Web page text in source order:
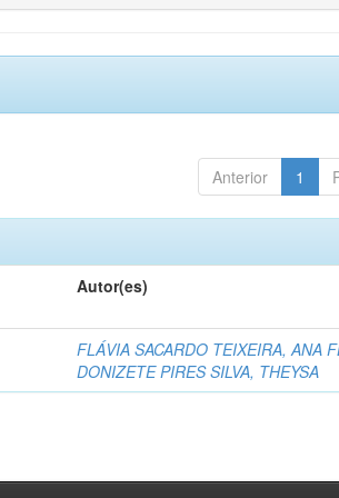
Anterior 1
Autor(es)
FLÁVIA SACARDO TEIXEIRA, ANA
DONIZETE PIRES SILVA, THEYSA